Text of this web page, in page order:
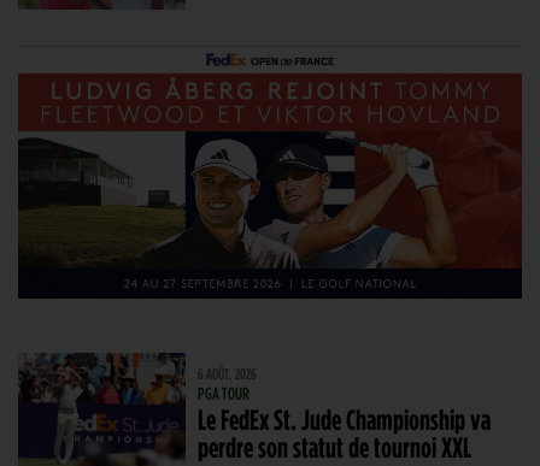
6 AOÛT. 2026
PGA TOUR
Le FedEx St. Jude Championship va
perdre son statut de tournoi XXL